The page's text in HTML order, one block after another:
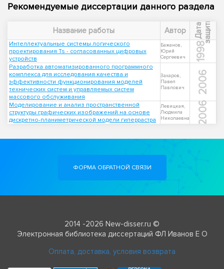
Рекомендуемые диссертации данного раздела
Название работы Автор Д
а
т
а
з
а
щ
и
т ы
Интеллектуальные системы логического
проектирования Ts - согласованных цифровых
устройств
Бажанов,
Юрий
Сергеевич
1998
Разработка автоматизированного программного
комплекса для исследования качества и
эффективности функционирования моделей
технических систем и управляемых систем
массового обслуживания
Захаров,
Павел
Павлович
2006
Моделирование и анализ пространственной
структуры графических изображений на основе
дискретно-планиметрической модели гиперрастра
Левицкая,
Людмила
Николаевна
2006
ФОРМА ОБРАТНОЙ СВЯЗИ
2014 -2026 New-disser.ru ©
Электронная библиотека диссертаций ФЛ Иванов Е О
Оплата, доставка, условия возврата